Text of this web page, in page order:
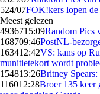
524/07FOK!kers lopen de
Meest gelezen
4936715:09Random Pics
168709:46PostNL-
163412:42VS: kans op
munitietekort wordt
154813:26Britney
116012:28Broer 135 keer